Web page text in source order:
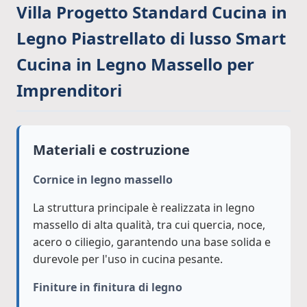
Villa Progetto Standard Cucina in
Legno Piastrellato di lusso Smart
Cucina in Legno Massello per
Imprenditori
Materiali e costruzione
Cornice in legno massello
La struttura principale è realizzata in legno
massello di alta qualità, tra cui quercia, noce,
acero o ciliegio, garantendo una base solida e
durevole per l'uso in cucina pesante.
Finiture in finitura di legno